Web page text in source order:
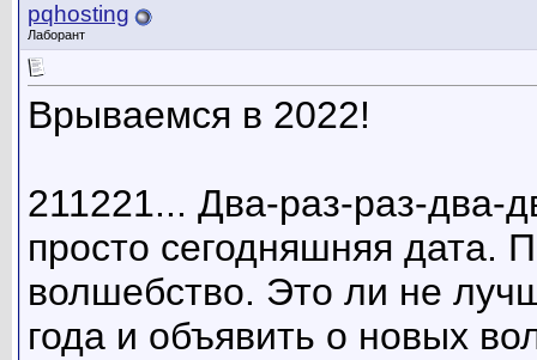
pqhosting
Лаборант
Врываемся в 2022!
211221... Два-раз-раз-два-
просто сегодняшняя дата.
волшебство. Это ли не
года и объявить о новых